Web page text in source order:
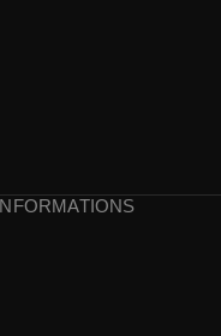
Olbiński |